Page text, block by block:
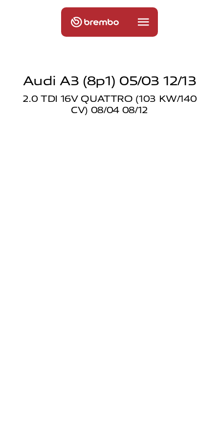
Audi A3 (8p1) 05/03 12/13
2.0 TDI 16V QUATTRO (103 KW/140
CV) 08/04 08/12